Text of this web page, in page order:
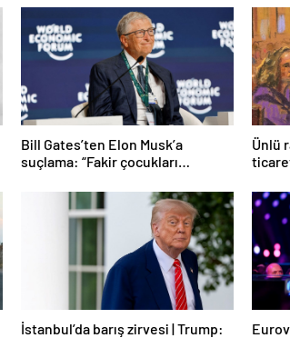
Bill Gates’ten Elon Musk’a
suçlama: “Fakir çocukları
Ünlü
İstanbul’da barış zirvesi | Trump: